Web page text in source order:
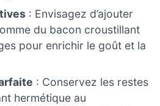
: Envisagez d’ajouter
du bacon croustillant
pour enrichir le goût et la
: Conservez les restes
hermétique au